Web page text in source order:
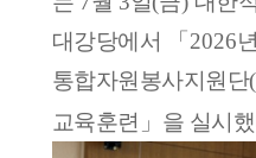
대강당에서
「2026
통합자원봉사지원단(
교육훈련 」 을 실시